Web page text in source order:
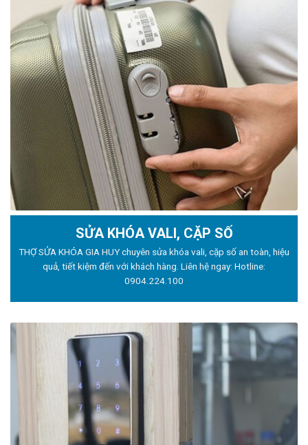
SỬA KHÓA VALI, CẶP SỐ
THỢ SỬA KHÓA GIA HUY chuyên sửa khóa vali, cặp số an toàn, hiệu
quả, tiết kiệm đến với khách hàng. Liên hệ ngay: Hotline:
0904.224.100